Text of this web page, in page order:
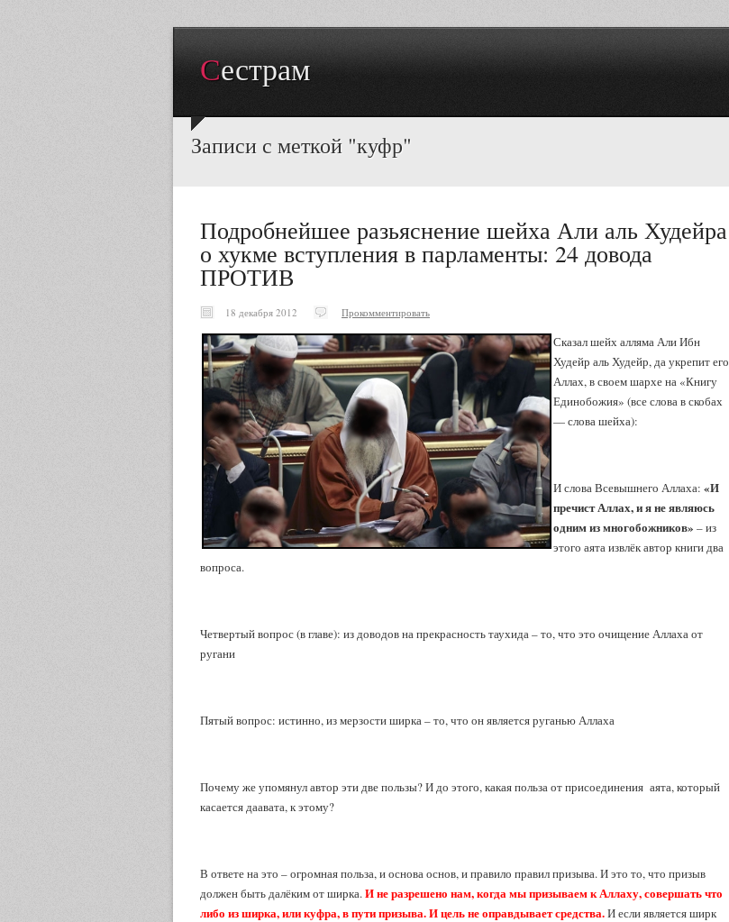
Сестрам
Записи с меткой "куфр"
Подробнейшее разьяснение шейха Али аль Худейра
о хукме вступления в парламенты: 24 довода
ПРОТИВ
18 декабря 2012 Прокомментировать
Сказал шейх алляма Али Ибн
Худейр аль Худейр, да укрепит его
Аллах, в своем шархе на «Книгу
Единобожия» (все слова в скобах
— слова шейха):
И слова Всевышнего Аллаха: «И
пречист Аллах, и я не являюсь
одним из многобожников» – из
этого аята извлёк автор книги два
вопроса.
Четвертый вопрос (в главе): из доводов на прекрасность таухида – то, что это очищение Аллаха от
ругани
Пятый вопрос: истинно, из мерзости ширка – то, что он является руганью Аллаха
Почему же упомянул автор эти две пользы? И до этого, какая польза от присоединения аята, который
касается даавата, к этому?
В ответе на это – огромная польза, и основа основ, и правило правил призыва. И это то, что призыв
должен быть далёким от ширка.И не разрешено нам, когда мы призываем к Аллаху, совершать что
либо из ширка, или куфра, в пути призыва. И цель не оправдывает средства.И если является ширк